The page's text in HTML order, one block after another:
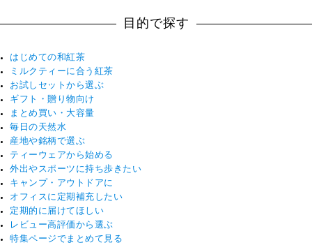
目的で探す
はじめての和紅茶
ミルクティーに合う紅茶
お試しセットから選ぶ
ギフト・贈り物向け
まとめ買い・大容量
毎日の天然水
産地や銘柄で選ぶ
ティーウェアから始める
外出やスポーツに持ち歩きたい
キャンプ・アウトドアに
オフィスに定期補充したい
定期的に届けてほしい
レビュー高評価から選ぶ
特集ページでまとめて見る